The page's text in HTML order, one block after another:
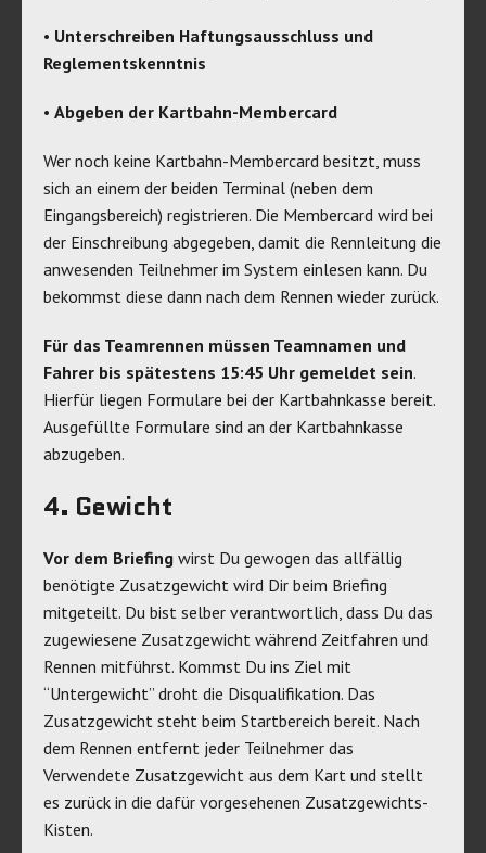
• Unterschreiben Haftungsausschluss und
Reglementskenntnis
• Abgeben der Kartbahn-Membercard
Wer noch keine Kartbahn-Membercard besitzt, muss
sich an einem der beiden Terminal (neben dem
Eingangsbereich) registrieren. Die Membercard wird bei
der Einschreibung abgegeben, damit die Rennleitung die
anwesenden Teilnehmer im System einlesen kann. Du
bekommst diese dann nach dem Rennen wieder zurück.
Für das Teamrennen müssen Teamnamen und
Fahrer bis spätestens 15:45 Uhr gemeldet sein.
Hierfür liegen Formulare bei der Kartbahnkasse bereit.
Ausgefüllte Formulare sind an der Kartbahnkasse
abzugeben.
4. Gewicht
Vor dem Briefing wirst Du gewogen das allfällig
benötigte Zusatzgewicht wird Dir beim Briefing
mitgeteilt. Du bist selber verantwortlich, dass Du das
zugewiesene Zusatzgewicht während Zeitfahren und
Rennen mitführst. Kommst Du ins Ziel mit
“Untergewicht” droht die Disqualifikation. Das
Zusatzgewicht steht beim Startbereich bereit. Nach
dem Rennen entfernt jeder Teilnehmer das
Verwendete Zusatzgewicht aus dem Kart und stellt
es zurück in die dafür vorgesehenen Zusatzgewichts-
Kisten.